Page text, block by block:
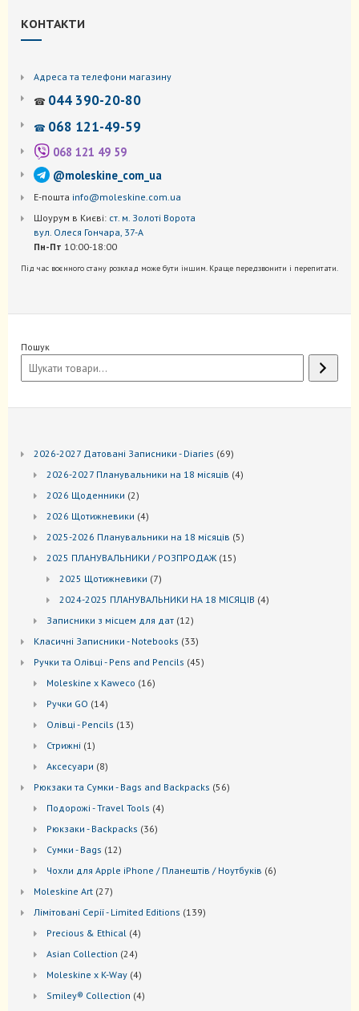
КОНТАКТИ
Адреса та телефони магазину
☎ 044 390-20-80
☎ 068 121-49-59
068 121 49 59
@moleskine_com_ua
Е-пошта info@moleskine.com.ua
Шоурум в Києві: ст. м. Золоті Ворота
вул. Олеся Гончара, 37-А
Пн-Пт 10:00-18:00
Під час воєнного стану розклад може бути іншим. Краще передзвонити і перепитати.
Пошук
2026-2027 Датовані Записники - Diaries 6969
2026-2027 Планувальники на 18 місяців 44
2026 Щоденники 22
2026 Щотижневики 44
2025-2026 Планувальники на 18 місяців 55
2025 ПЛАНУВАЛЬНИКИ / РОЗПРОДАЖ 1515
2025 Щотижневики 77
2024-2025 ПЛАНУВАЛЬНИКИ НА 18 МІСЯЦІВ 44
Записники з місцем для дат 1212
Kласичні Записники - Notebooks 3333
Ручки та Олівці - Pens and Pencils 4545
Moleskine x Kaweco 1616
Ручки GO 1414
Oлівці - Pencils 1313
Стрижні 1 1
Аксесуари 88
Рюкзаки та Cумки - Bags and Backpacks 5656
Подорожі - Travel Tools 44
Рюкзаки - Backpacks 3636
Сумки - Bags 1212
Чохли для Apple iPhone / Планештів / Ноутбуків 66
Moleskine Art 2727
Лiмiтовані Серії - Limited Editions 139139
Precious & Ethical 44
Asian Collection 2424
Moleskine x K-Way 44
Smiley® Collection 44